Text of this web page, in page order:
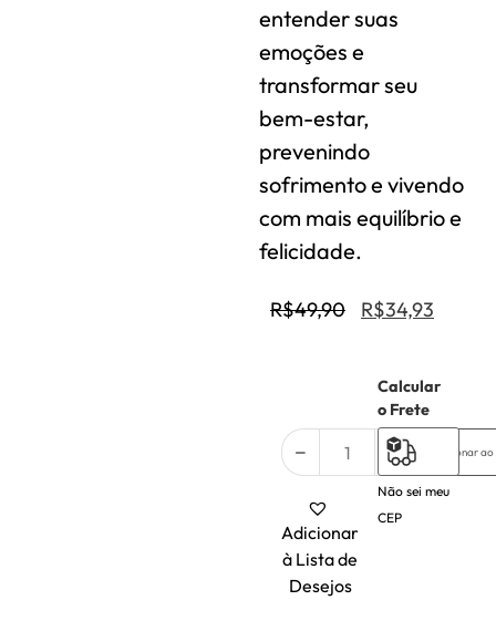
entender suas
emoções e
transformar seu
bem-estar,
prevenindo
sofrimento e vivendo
com mais equilíbrio e
felicidade.
R$49,90 R$34,93
Adicionar
Adicionar
à Lista de
Desejos
Calcular
o Frete
Não sei meu
CEP